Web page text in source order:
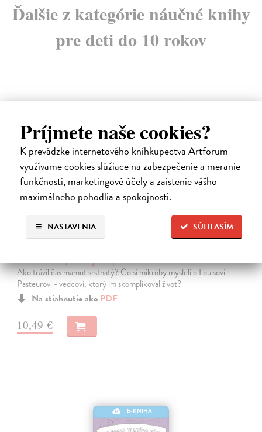
Príjmete naše cookies?
K prevádzke internetového kníhkupectva Artforum
využívame cookies slúžiace na zabezpečenie a meranie
funkčnosti, marketingové účely a zaistenie vášho
maximálneho pohodlia a spokojnosti.
SÚHLASÍM
NASTAVENIA
Ďalšie z kategórie náučné knihy
pre deti do 10 rokov
Barfield Mike, Bradley Jess| Elektronická kniha
Ako trávil čas mamut srstnatý? Čo si mikróby mysleli o Louisovi
Pasteurovi - vedcovi, ktorý im skomplikoval život?
Na stiahnutie ako PDF
10,49 €
E-KNIHA